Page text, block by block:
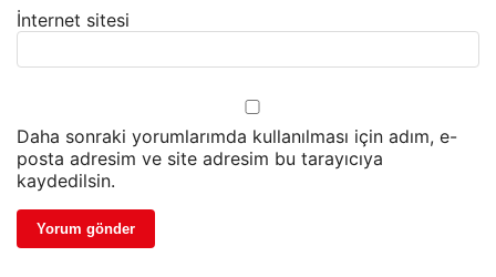
İnternet sitesi
Daha sonraki yorumlarımda kullanılması için adım, e-
posta adresim ve site adresim bu tarayıcıya
kaydedilsin.